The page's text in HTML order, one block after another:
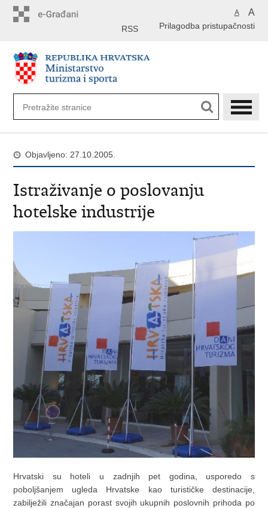
A A
Prilagodba pristupačnosti
RSS
Objavljeno: 27.10.2005.
Istraživanje o poslovanju
hotelske industrije
Hrvatski su hoteli u zadnjih pet godina, usporedo s
poboljšanjem ugleda Hrvatske kao turističke destinacije,
zabilježili značajan porast svojih ukupnih poslovnih prihoda po